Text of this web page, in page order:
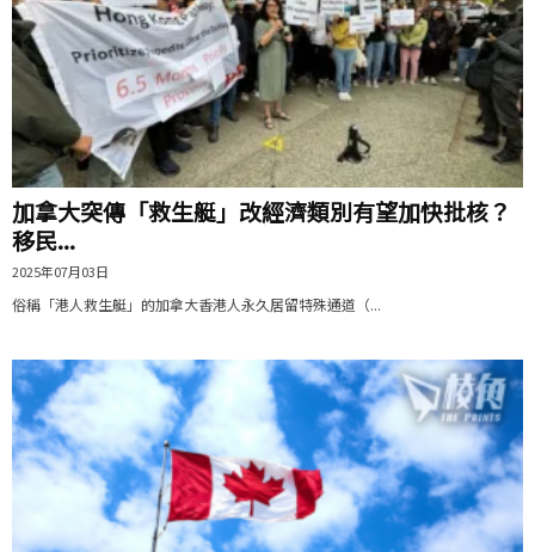
加拿大突傳「救生艇」改經濟類別有望加快批核？
移民...
2025年07月03日
俗稱「港人救生艇」的加拿大香港人永久居留特殊通道（...